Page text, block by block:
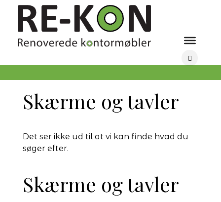
Skærme og tavler
Det ser ikke ud til at vi kan finde hvad du
søger efter.
Skærme og tavler